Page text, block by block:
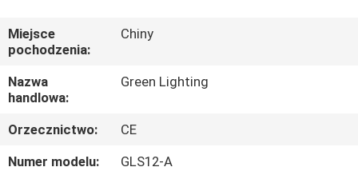
NAS
WYCIECZKA
PO
FABRYCE
Miejsce
pochodzenia:
Chiny
Nazwa
handlowa:
Green Lighting
Orzecznictwo:
CE
Numer modelu:
GLS12-A